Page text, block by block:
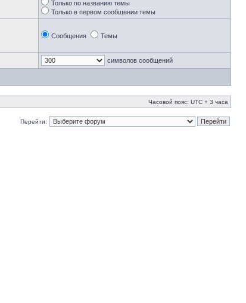
Только по названию темы
Только в первом сообщении темы
Сообщения Темы
символов сообщений
Часовой пояс: UTC + 3 часа
Перейти: